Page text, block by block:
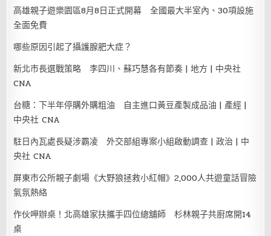
高雄親子遊樂園區8月8日正式開幕 全國最大半室內、30項設施
全面免費
哪些原因引起了攝護腺肥大症？
新北市長選戰策略 李四川、蘇巧慧各有節奏 | 地方 | 中央社
CNA
台糖：下半年停購外購粗油 自主進口黃豆產製成品油 | 產經 |
中央社 CNA
駐日內瓦處長疑涉霸凌 外交部組專案小組啟動調查 | 政治 | 中
央社 CNA
屏東市公所親子劇場《大野狼拯救小紅帽》2,000人共遊童話冒險
氣氛熱絡
作伙呷辦桌！北高雄家扶攜手四位總舖師 杉林親子共廚席開14
桌